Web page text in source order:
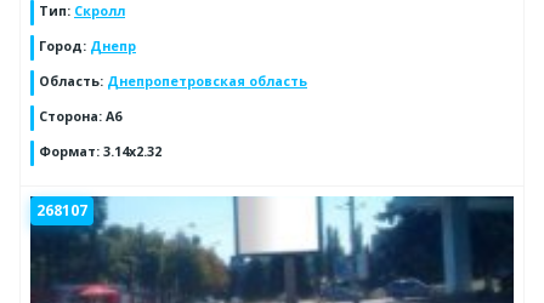
Тип: Скролл
Город: Днепр
Область: Днепропетровская область
Сторона: А6
Формат: 3.14х2.32
268107